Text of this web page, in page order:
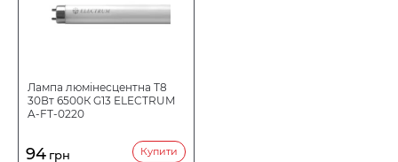
Лампа люмінесцентна Т8
30Вт 6500К G13 ELECTRUM
A-FT-0220
94 грн Купити